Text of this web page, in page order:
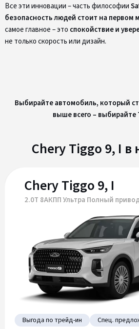
Все эти инновации – часть философии
безопасность людей стоит на первом
самое главное – это спокойствие и
не только скорость или дизайн.
Выбирайте автомобиль, который
выше всего – выбирайте
Chery Tiggo 9, I в
Chery Tiggo 9, I
2.0Т 8АКПП Ультра Полный
Выгода по трейд-ин Спец.